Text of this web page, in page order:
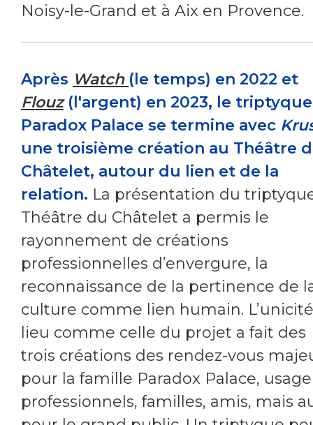
Noisy-le-Grand et à Aix en Provence.
Après Watch (le temps) en 2022 et
Flouz(l'argent) en 2023, le
Paradox Palace se termine avec
une troisième création au Théâtre
Châtelet, autour du lien et de la
relation. La présentation du
Théâtre du Châtelet a permis le
rayonnement de créations
professionnelles d’envergure, la
reconnaissance de la pertinence de
culture comme lien humain.
lieu comme celle du projet a fait des
trois créations des rendez-vous
pour la famille Paradox Palace,
professionnels, familles, amis, mais